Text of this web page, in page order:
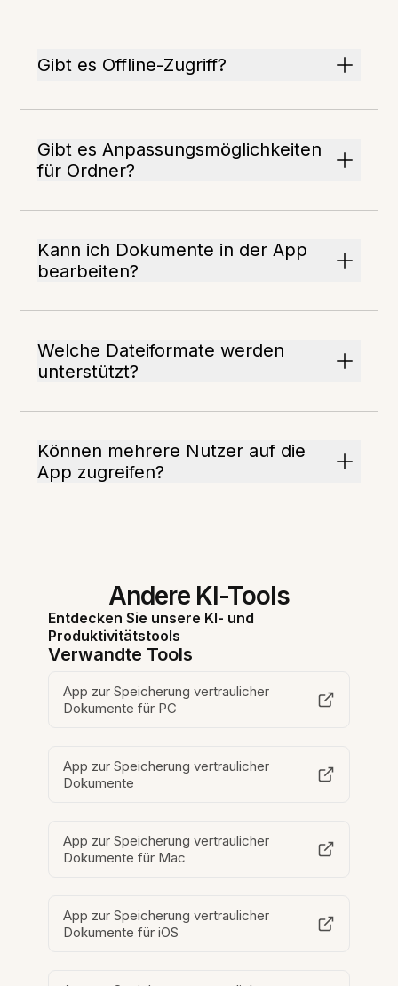
Gibt es Offline-Zugriff?
Gibt es Anpassungsmöglichkeiten
für Ordner?
Kann ich Dokumente in der App
bearbeiten?
Welche Dateiformate werden
unterstützt?
Können mehrere Nutzer auf die
App zugreifen?
Andere KI-Tools
Entdecken Sie unsere KI- und
Produktivitätstools
Verwandte Tools
App zur Speicherung vertraulicher
Dokumente für PC
App zur Speicherung vertraulicher
Dokumente
App zur Speicherung vertraulicher
Dokumente für Mac
App zur Speicherung vertraulicher
Dokumente für iOS